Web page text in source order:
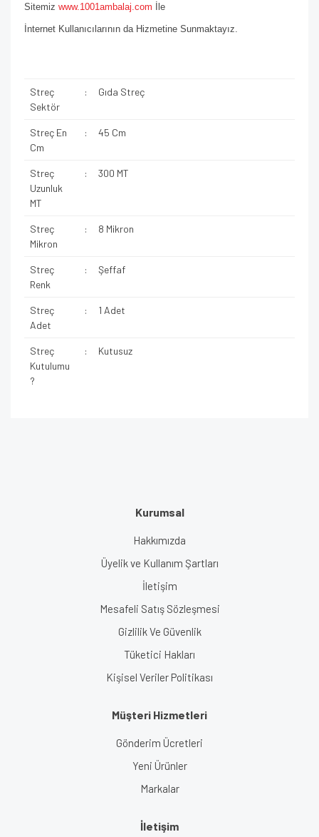
Sitemiz www.1001ambalaj.com İle
İnternet Kullanıcılarının da Hizmetine Sunmaktayız.
Streç
Sektör
: Gıda Streç
Streç En
Cm
: 45 Cm
Streç
Uzunluk
MT
: 300 MT
Streç
Mikron
: 8 Mikron
Streç
Renk
: Şeffaf
Streç
Adet
: 1 Adet
Streç
Kutulumu
?
: Kutusuz
Kurumsal
Hakkımızda
Üyelik ve Kullanım Şartları
İletişim
Mesafeli Satış Sözleşmesi
Gizlilik Ve Güvenlik
Tüketici Hakları
Kişisel Veriler Politikası
Müşteri Hizmetleri
Gönderim Ücretleri
Yeni Ürünler
Markalar
İletişim